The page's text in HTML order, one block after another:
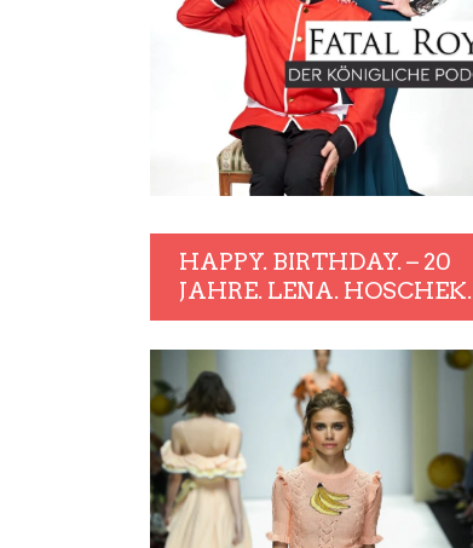
HAPPY. BIRTHDAY. – 20
JAHRE. LENA. HOSCHEK.